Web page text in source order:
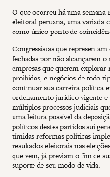
O que ocorreu há uma semana
eleitoral peruana, uma variada
como único ponto de
Congressistas que representam
fechadas por não alcançarem
empresas que querem explorar
proibidas, e negócios de todo
continuar sua carreira política
ordenamento jurídico vigente e
múltiplos processos judiciais
uma leitura possível da
políticos destes partidos sui
tímidas reformas políticas
resultados eleitorais nas
que vem, já previam o fim de
suporte de seu modo de vida.